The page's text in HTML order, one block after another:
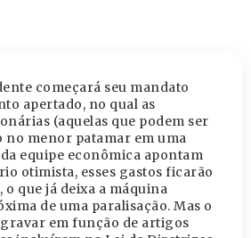
começará seu mandato
apertado, no qual as
(aquelas que podem ser
no menor patamar em uma
equipe econômica apontam
otimista, esses gastos ficarão
o que já deixa a máquina
de uma paralisação. Mas o
em função de artigos